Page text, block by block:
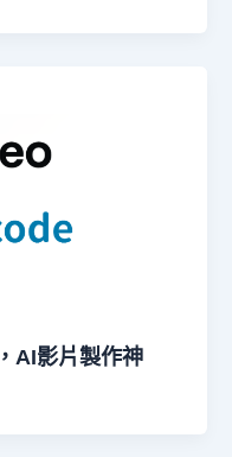
AI影片製作神